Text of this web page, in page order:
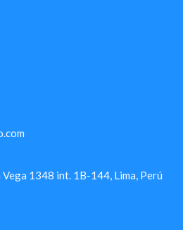
1348 int. 1B-144, Lima, Perú